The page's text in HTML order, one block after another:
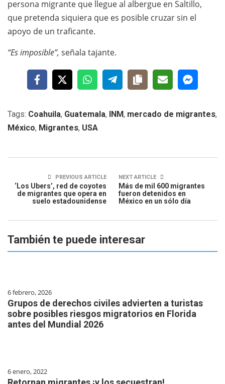
persona migrante que llegue al albergue en Saltillo,
que pretenda siquiera que es posible cruzar sin el
apoyo de un traficante.
“Es imposible”, señala tajante.
Tags: Coahuila, Guatemala, INM, mercado de migrantes,
México, Migrantes, USA
PREVIOUS ARTICLE
‘Los Ubers’, red de coyotes
de migrantes que opera en
suelo estadounidense
NEXT ARTICLE
Más de mil 600 migrantes
fueron detenidos en
México en un sólo día
También te puede interesar
6 febrero, 2026
Grupos de derechos civiles advierten a turistas
sobre posibles riesgos migratorios en Florida
antes del Mundial 2026
6 enero, 2022